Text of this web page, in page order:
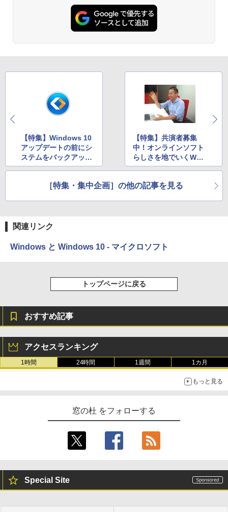
【特集】Windows 10
アップデートの前にシ
ステムをバックアップ
しておこう！
【特集】共演者募集
中！オンラインソフト
らしさを地でいくWeb
ブラウザー「Vivaldi」
［特集・集中企画］の他の記事を見る
関連リンク
Windows と Windows 10 - マイクロソフト
トップページに戻る
おすすめ記事
アクセスランキング
1時間 24時間 1週間 1カ月
もっと見る
窓の杜 をフォローする
Special Site